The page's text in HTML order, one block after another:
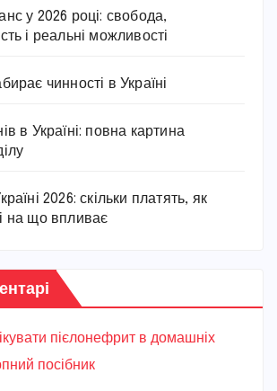
у 2026 році: свобода,
і реальні можливості
чинності в Україні
в Україні: повна картина
2026: скільки платять, як
на що впливає
пієлонефрит в домашніх
посібник